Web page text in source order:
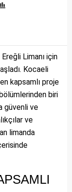
Limanı için
Kocaeli
kapsamlı proje
biri
güvenli ve
ve
limanda